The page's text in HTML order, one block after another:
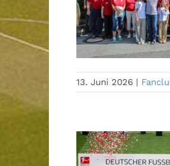
13. Juni 2026 |